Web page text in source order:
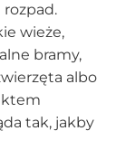
wieże,
bramy,
albo
tak, jakby